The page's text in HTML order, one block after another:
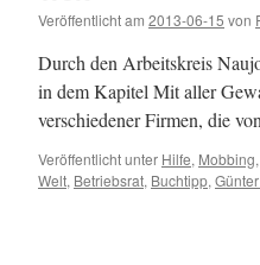
Veröffentlicht am 2013-06-15 von
Durch den Arbeitskreis
in dem Kapitel Mit aller
verschiedener Firmen, die
Veröffentlicht unter Hilfe, Mobbing,
Welt, Betriebsrat, Buchtipp,